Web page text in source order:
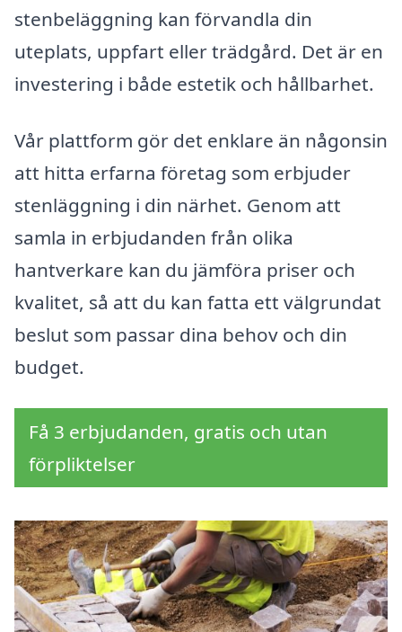
stenbeläggning kan förvandla din
uteplats, uppfart eller trädgård. Det är en
investering i både estetik och hållbarhet.
Vår plattform gör det enklare än någonsin
att hitta erfarna företag som erbjuder
stenläggning i din närhet. Genom att
samla in erbjudanden från olika
hantverkare kan du jämföra priser och
kvalitet, så att du kan fatta ett välgrundat
beslut som passar dina behov och din
budget.
Få 3 erbjudanden, gratis och utan
förpliktelser